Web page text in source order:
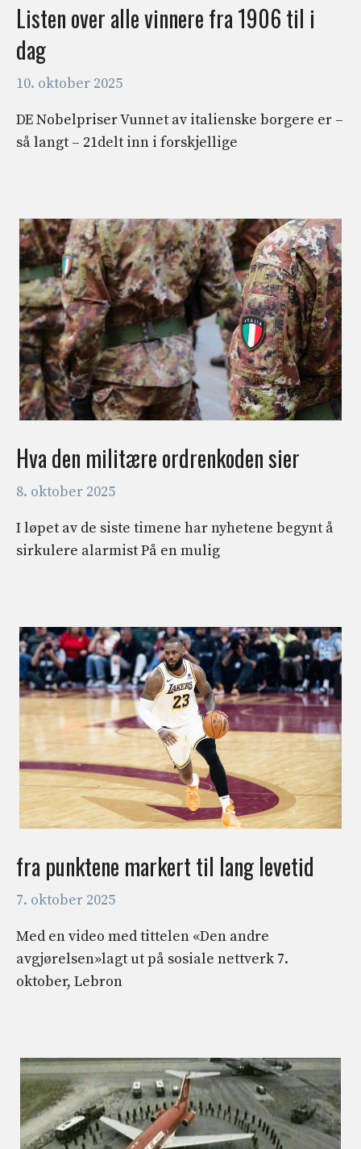
Listen over alle vinnere fra 1906 til i
dag
10. oktober 2025
DE Nobelpriser Vunnet av italienske borgere er –
så langt – 21delt inn i forskjellige
Hva den militære ordrenkoden sier
8. oktober 2025
I løpet av de siste timene har nyhetene begynt å
sirkulere alarmist På en mulig
fra punktene markert til lang levetid
7. oktober 2025
Med en video med tittelen «Den andre
avgjørelsen»lagt ut på sosiale nettverk 7.
oktober, Lebron